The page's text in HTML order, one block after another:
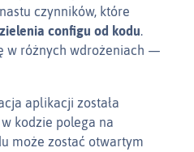
czynników, które
configu od kodu
w różnych wdrożeniach —
aplikacji została
kodzie polega na
może zostać otwartym